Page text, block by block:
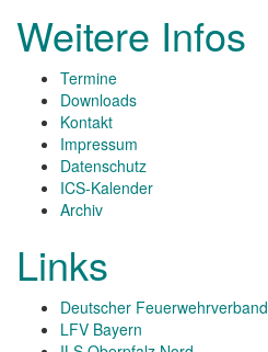
Weitere Infos
Termine
Downloads
Kontakt
Impressum
Datenschutz
ICS-Kalender
Archiv
Links
Deutscher Feuerwehrverband
LFV Bayern